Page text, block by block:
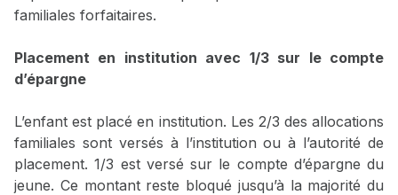
familiales forfaitaires.
Placement en institution avec 1/3 sur le compte
d’épargne
L’enfant est placé en institution. Les 2/3 des allocations
familiales sont versés à l’institution ou à l’autorité de
placement. 1/3 est versé sur le compte d’épargne du
jeune. Ce montant reste bloqué jusqu’à la majorité du